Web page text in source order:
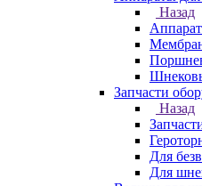
Назад
Запчасти
Назад
Для
Для